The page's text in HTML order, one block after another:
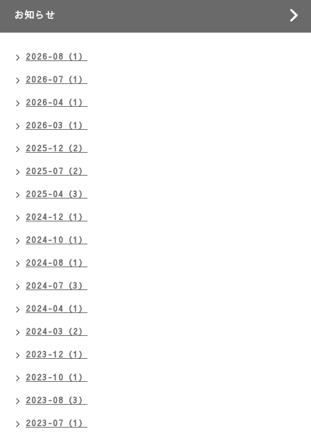
お知らせ
2026-08（1）
2026-07（1）
2026-04（1）
2026-03（1）
2025-12（2）
2025-07（2）
2025-04（3）
2024-12（1）
2024-10（1）
2024-08（1）
2024-07（3）
2024-04（1）
2024-03（2）
2023-12（1）
2023-10（1）
2023-08（3）
2023-07（1）